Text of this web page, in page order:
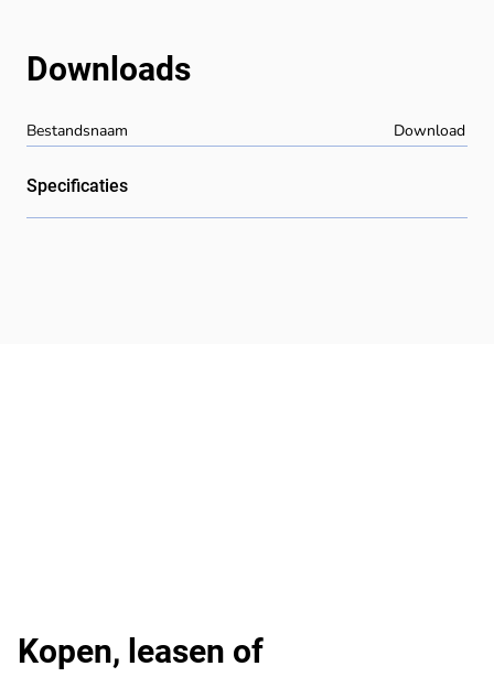
Bestandsnaam Download
Downloads
Specificaties
Kopen, leasen of